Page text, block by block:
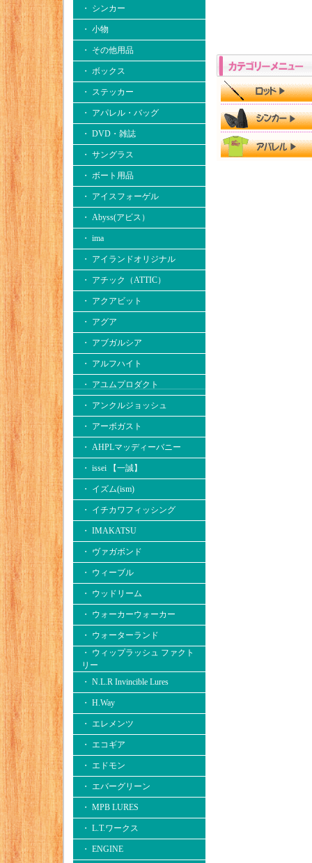
・ シンカー
・ 小物
・ その他用品
・ ボックス
・ ステッカー
・ アパレル・バッグ
・ DVD・雑誌
・ サングラス
・ ボート用品
・ アイスフォーゲル
・ Abyss(アビス）
・ ima
・ アイランドオリジナル
・ アチック（ATTIC）
・ アクアビット
・ アグア
・ アブガルシア
・ アルフハイト
・ アユムプロダクト
・ アンクルジョッシュ
・ アーボガスト
・ AHPLマッディーバニー
・ issei 【一誠】
・ イズム(ism)
・ イチカワフィッシング
・ IMAKATSU
・ ヴァガボンド
・ ウィーブル
・ ウッドリーム
・ ウォーカーウォーカー
・ ウォーターランド
・ ウィップラッシュ ファクト
リー
・ N.L.R Invincible Lures
・ H.Way
・ エレメンツ
・ エコギア
・ エドモン
・ エバーグリーン
・ MPB LURES
・ L.T.ワークス
・ ENGINE